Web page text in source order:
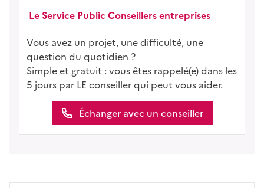
Le Service Public Conseillers entreprises
Vous avez un projet, une difficulté, une
question du quotidien ?
Simple et gratuit : vous êtes rappelé(e) dans les
5 jours par LE conseiller qui peut vous aider.
Échanger avec un conseiller